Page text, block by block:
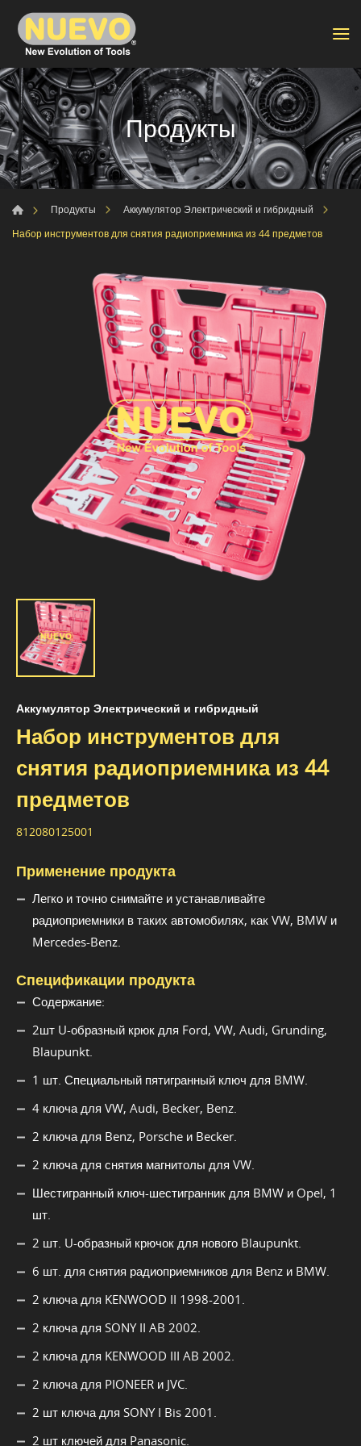
Продукты
Продукты
Аккумулятор Электрический и гибридный
Набор инструментов для снятия радиоприемника из 44 предметов
Аккумулятор Электрический и гибридный
Набор инструментов для
снятия радиоприемника из 44
предметов
812080125001
Применение продукта
Легко и точно снимайте и устанавливайте
радиоприемники в таких автомобилях, как VW, BMW и
Mercedes-Benz.
Спецификации продукта
Содержание:
2шт U-образный крюк для Ford, VW, Audi, Grunding,
Blaupunkt.
1 шт. Специальный пятигранный ключ для BMW.
4 ключа для VW, Audi, Becker, Benz.
2 ключа для Benz, Porsche и Becker.
2 ключа для снятия магнитолы для VW.
Шестигранный ключ-шестигранник для BMW и Opel, 1
шт.
2 шт. U-образный крючок для нового Blaupunkt.
6 шт. для снятия радиоприемников для Benz и BMW.
2 ключа для KENWOOD II 1998-2001.
2 ключа для SONY II AB 2002.
2 ключа для KENWOOD III AB 2002.
2 ключа для PIONEER и JVC.
2 шт ключа для SONY I Bis 2001.
2 шт ключей для Panasonic.